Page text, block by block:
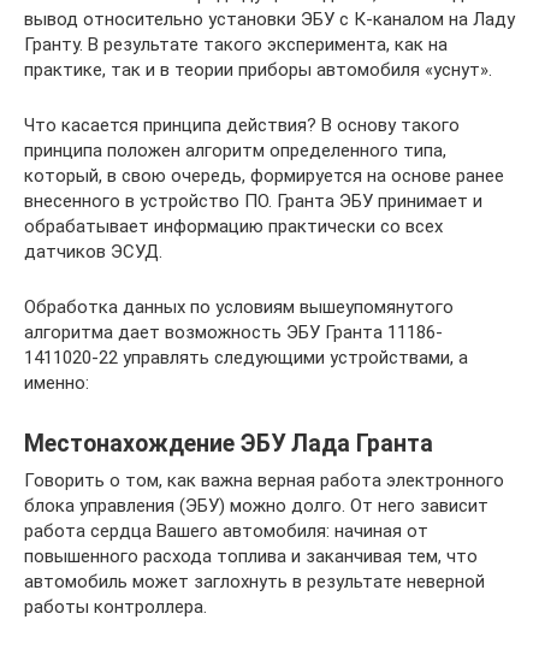
вывод относительно установки ЭБУ с К-каналом на Ладу
Гранту. В результате такого эксперимента, как на
практике, так и в теории приборы автомобиля «уснут».
Что касается принципа действия? В основу такого
принципа положен алгоритм определенного типа,
который, в свою очередь, формируется на основе ранее
внесенного в устройство ПО. Гранта ЭБУ принимает и
обрабатывает информацию практически со всех
датчиков ЭСУД.
Обработка данных по условиям вышеупомянутого
алгоритма дает возможность ЭБУ Гранта 11186-
1411020-22 управлять следующими устройствами, а
именно:
Местонахождение ЭБУ Лада Гранта
Говорить о том, как важна верная работа электронного
блока управления (ЭБУ) можно долго. От него зависит
работа сердца Вашего автомобиля: начиная от
повышенного расхода топлива и заканчивая тем, что
автомобиль может заглохнуть в результате неверной
работы контроллера.